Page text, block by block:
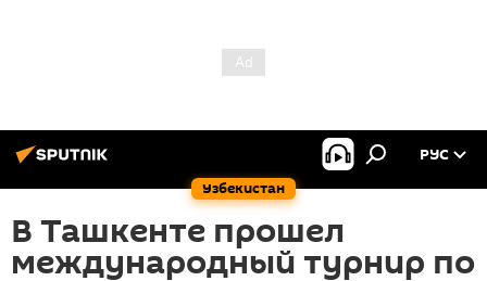
Узбекистан
РУС
В Ташкенте прошел
международный турнир по